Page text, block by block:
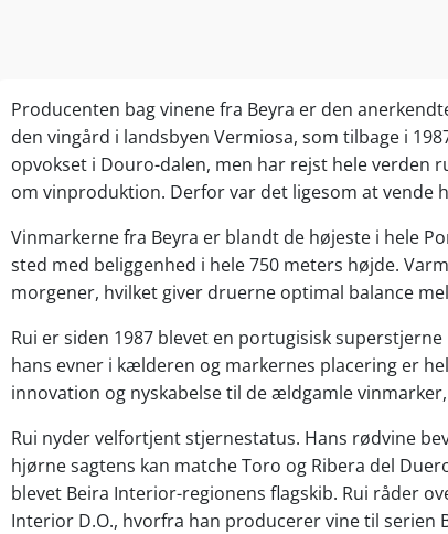
Producenten bag vinene fra Beyra er den
den vingård i landsbyen Vermiosa, som tilbage i
opvokset i Douro-dalen, men har rejst hele
om vinproduktion. Derfor var det ligesom at vende
Vinmarkerne fra Beyra er blandt de højeste i hele
sted med beliggenhed i hele 750 meters højde.
morgener, hvilket giver druerne optimal balance
Rui er siden 1987 blevet en portugisisk
hans evner i kælderen og markernes placering er
innovation og nyskabelse til de ældgamle
Rui nyder velfortjent stjernestatus. Hans rødvine
hjørne sagtens kan matche Toro og Ribera del
blevet Beira Interior-regionens flagskib. Rui råder
Interior D.O., hvorfra han producerer vine til serien